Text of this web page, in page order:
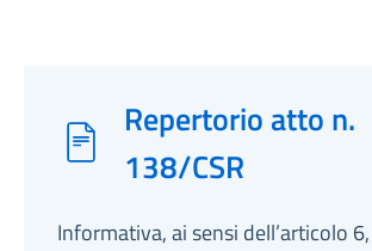
Repertorio atto n.
138/CSR
Informativa, ai sensi dell’articolo